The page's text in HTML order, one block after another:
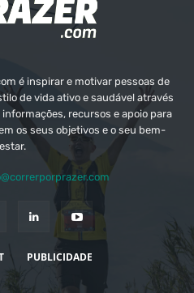
é inspirar e motivar pessoas de
de vida ativo e saudável através
recursos e apoio para
os seus objetivos e o seu bem-
estar.
PUBLICIDADE